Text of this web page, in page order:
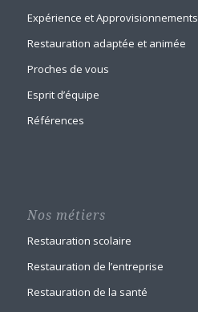
Expérience et Approvisionnements
Restauration adaptée et animée
Proches de vous
Esprit d’équipe
Références
Nos métiers
Restauration scolaire
Restauration de l’entreprise
Restauration de la santé